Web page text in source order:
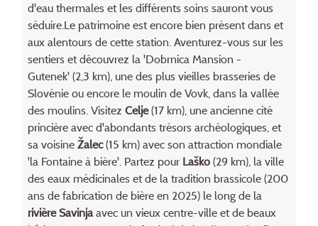
d'eau thermales et les différents soins sauront vous
séduire.Le patrimoine est encore bien présent dans et
aux alentours de cette station. Aventurez-vous sur les
sentiers et découvrez la 'Dobrnica Mansion -
Gutenek' (2,3 km), une des plus vieilles brasseries de
Slovénie ou encore le moulin de Vovk, dans la vallée
des moulins. Visitez Celje(17 km), une ancienne cité
princière avec d'abondants trésors archéologiques, et
sa voisine Žalec(15 km) avec son attraction mondiale
'la Fontaine à bière'. Partez pour Laško(29 km), la ville
des eaux médicinales et de la tradition brassicole (200
ans de fabrication de bière en 2025) le long de la
rivière Savinjaavec un vieux centre-ville et de beaux